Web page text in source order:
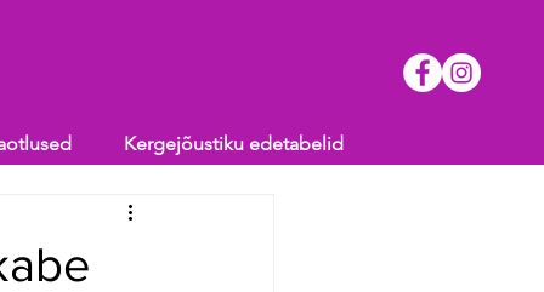
Kergejõustiku edetabelid